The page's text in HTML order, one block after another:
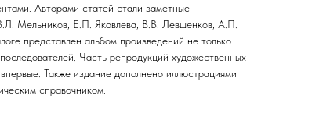
Авторами статей стали заметные
Мельников, Е.П. Яковлева, В.В. Левшенков, А.П.
представлен альбом произведений не только
Часть репродукций художественных
Также издание дополнено иллюстрациями
справочником.